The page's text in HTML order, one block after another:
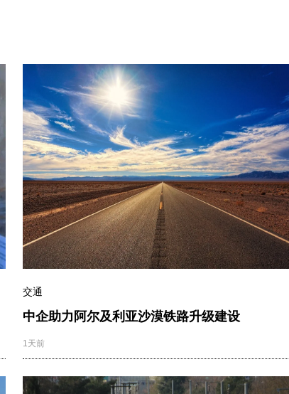
交通
中企助力阿尔及利亚沙漠铁路升级建设
1天前